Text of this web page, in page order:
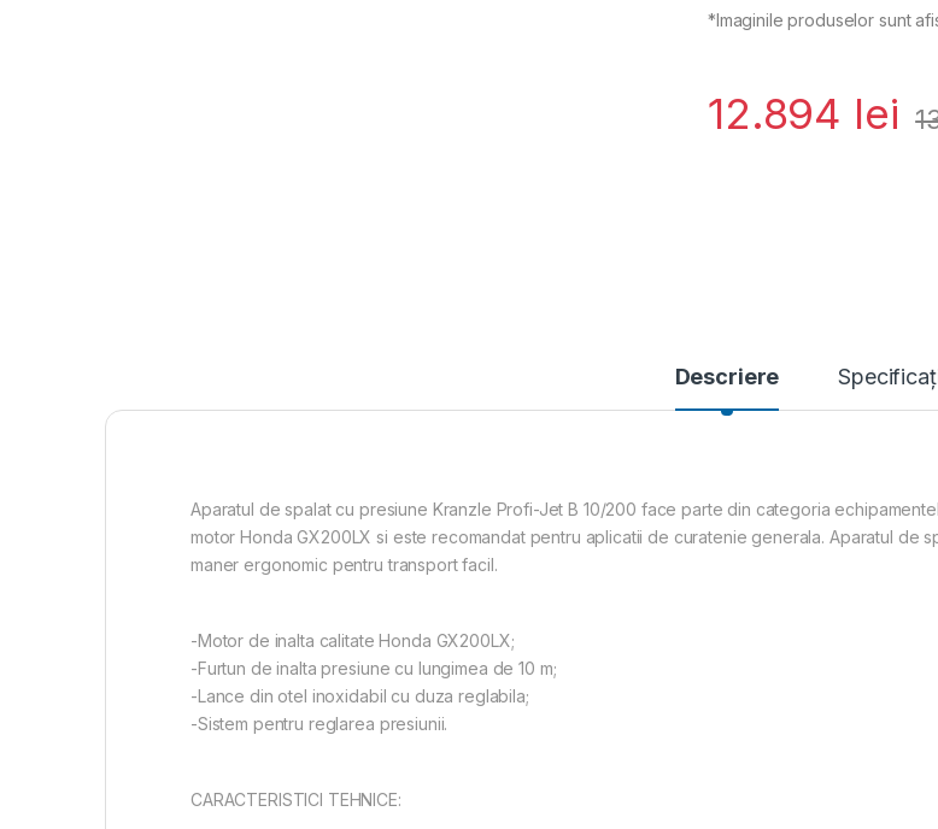
*Imaginile produselor sunt
12.894 lei
Descriere
Aparatul de spalat cu presiune Kranzle Profi-Jet B 10/200 face parte din categoria
motor Honda GX200LX si este recomandat pentru aplicatii de curatenie generala. Aparatul de
maner ergonomic pentru transport facil.
-Motor de inalta calitate Honda GX200LX;
-Furtun de inalta presiune cu lungimea de 10 m;
-Lance din otel inoxidabil cu duza reglabila;
-Sistem pentru reglarea presiunii.
CARACTERISTICI TEHNICE: